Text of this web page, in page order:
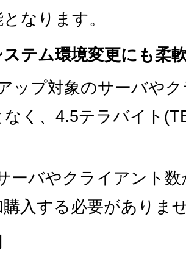
なります。
テム環境変更にも柔
ップ対象のサーバや
く、4.5テラバイト
ーバやクライアント
購入する必要がありま